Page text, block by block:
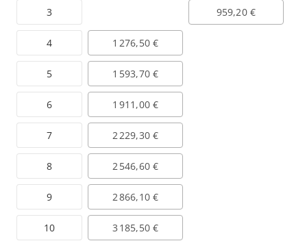
3
4
5
6
7
8
9
10
959,20 €
1 276,50 €
1 593,70 €
1 911,00 €
2 229,30 €
2 546,60 €
2 866,10 €
3 185,50 €